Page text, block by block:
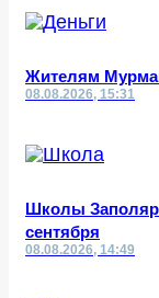
Жителям
08.08.2026, 15:31
Школы
сентября
08.08.2026, 14:49